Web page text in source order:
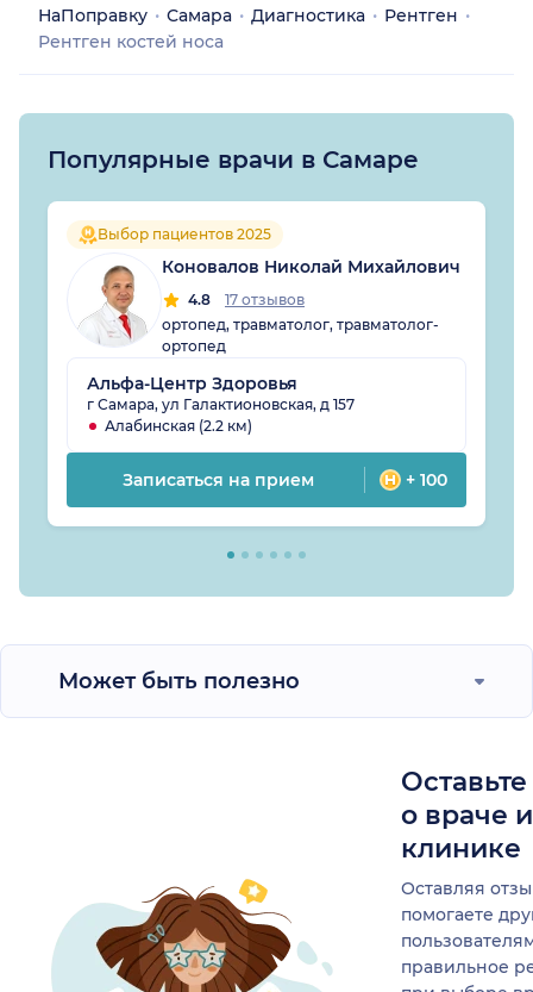
НаПоправку Самара Диагностика
Рентген
Рентген костей носа
Популярные врачи в Самаре
Выбор пациентов 2025
Коновалов Николай Михайлович
4.8
17 отзывов
ортопед, травматолог, травматолог-
ортопед
Альфа-Центр Здоровья
г Самара, ул Галактионовская, д 157
Алабинская (2.2 км)
Записаться на прием + 100
Может быть полезно
о враче
клинике
Оставляя
помогаете
правильное